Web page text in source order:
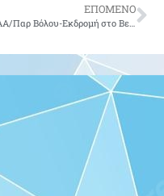
ΕΠΟΜΕΝΟ
ΕΑΑΑ/Παρ Βόλου-Εκδρομή στο Βελιγράδη